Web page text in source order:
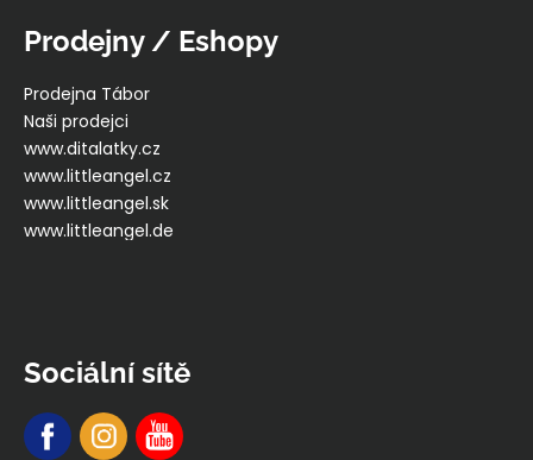
Prodejny / Eshopy
Prodejna Tábor
Naši prodejci
www.ditalatky.cz
www.littleangel.cz
www.littleangel.sk
www.littleangel.de
Sociální sítě